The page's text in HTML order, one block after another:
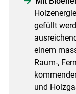
gefüllt
einem
Raum-,
und